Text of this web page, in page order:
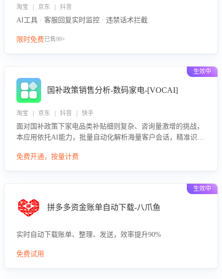
淘宝 | 京东 | 抖音
AI工具 · 客服回复实时监控 · 违禁话术拦截
限时免费已售99+
生效中
国补政策销售分析-数码家电-[VOCAI]
淘宝 | 京东 | 抖音 | 快手
面对国补政策下家电品类补贴细则复杂、咨询量激增的挑战，
本应用依托AI能力，批量自动化解析海量客户会话，精准识别
向，深度洞察决策动因。同时全面评估客服团队政策解读准确
免费开通，按量计费
生效中
拼多多资金账单自动下载-八爪鱼
实时自动下载账单、整理、发送，效率提升90%
免费试用